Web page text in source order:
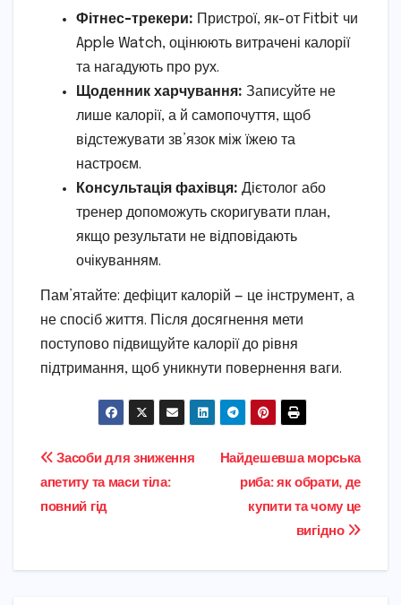
Фітнес-трекери: Пристрої, як-от Fitbit чи
Apple Watch, оцінюють витрачені калорії
та нагадують про рух.
Щоденник харчування: Записуйте не
лише калорії, а й самопочуття, щоб
відстежувати зв’язок між їжею та
настроєм.
Консультація фахівця: Дієтолог або
тренер допоможуть скоригувати план,
якщо результати не відповідають
очікуванням.
Пам’ятайте: дефіцит калорій — це інструмент, а
не спосіб життя. Після досягнення мети
поступово підвищуйте калорії до рівня
підтримання, щоб уникнути повернення ваги.
Навігація
записів
Найдешевша морська
риба: як обрати, де
купити та чому це
вигідно
Засоби для зниження
апетиту та маси тіла:
повний гід